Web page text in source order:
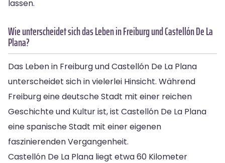
lassen.
Wie unterscheidet sich das Leben in Freiburg und Castellón De La
Plana?
Das Leben in Freiburg und Castellón De La Plana
unterscheidet sich in vielerlei Hinsicht. Während
Freiburg eine deutsche Stadt mit einer reichen
Geschichte und Kultur ist, ist Castellón De La Plana
eine spanische Stadt mit einer eigenen
faszinierenden Vergangenheit.
Castellón De La Plana liegt etwa 60 Kilometer